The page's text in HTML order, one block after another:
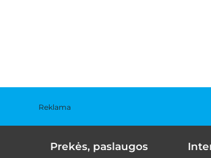
Reklama
Prekės, paslaugos